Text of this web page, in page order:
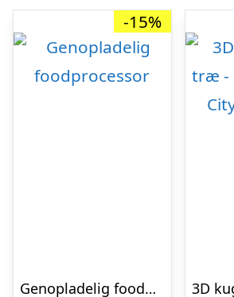
-15%
Genopladelig foodprocessor